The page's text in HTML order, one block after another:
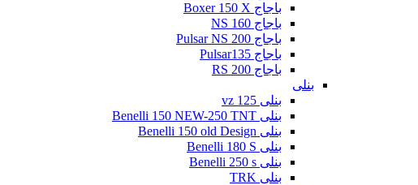
باجاج Boxer 150 X
باجاج NS 160
باجاج Pulsar NS 200
باجاج Pulsar135
باجاج RS 200
بنلی
بنلی 125 vz
بنلی Benelli 150 NEW-250 TNT
بنلی Benelli 150 old Design
بنلی Benelli 180 S
بنلی Benelli 250 s
بنلی TRK